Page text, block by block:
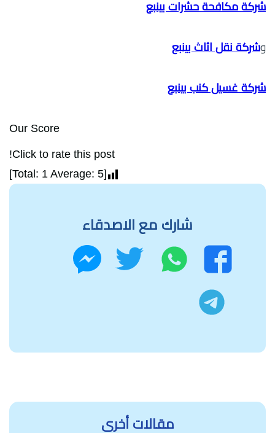
شركة مكافحة حشرات بينبع
وشركة نقل اثاث بينبع
شركة غسيل كنب بينبع
Our Score
Click to rate this post!
[Total:
1 Average: 5
]
شارك مع الاصدقاء
فيسبوك
واتساب تويتر
مقالات أخرى